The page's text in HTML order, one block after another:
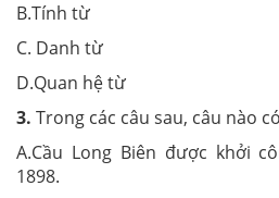
B.Tính từ
C. Danh từ
D.Quan hệ từ
3. Trong các câu sau, câu nào
A.Cầu Long Biên được khởi
1898.